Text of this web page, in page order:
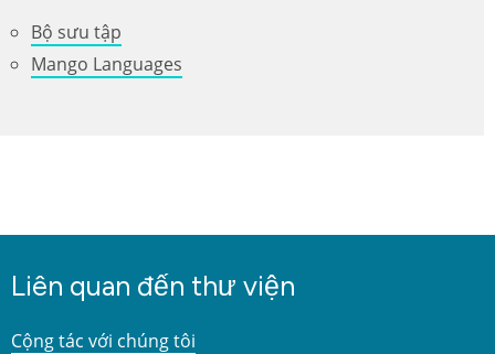
Bộ sưu tập
Mango Languages
Liên quan đến thư viện
Cộng tác với chúng tôi